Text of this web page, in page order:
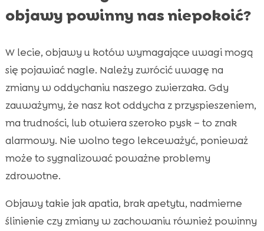
objawy powinny nas niepokoić?
W lecie, objawy u kotów wymagające uwagi mogą
się pojawiać nagle. Należy zwrócić uwagę na
zmiany w oddychaniu naszego zwierzaka. Gdy
zauważymy, że nasz kot oddycha z przyspieszeniem,
ma trudności, lub otwiera szeroko pysk – to znak
alarmowy. Nie wolno tego lekceważyć, ponieważ
może to sygnalizować poważne problemy
zdrowotne.
Objawy takie jak apatia, brak apetytu, nadmierne
ślinienie czy zmiany w zachowaniu również powinny